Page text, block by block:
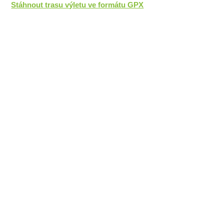
Stáhnout trasu výletu ve formátu GPX